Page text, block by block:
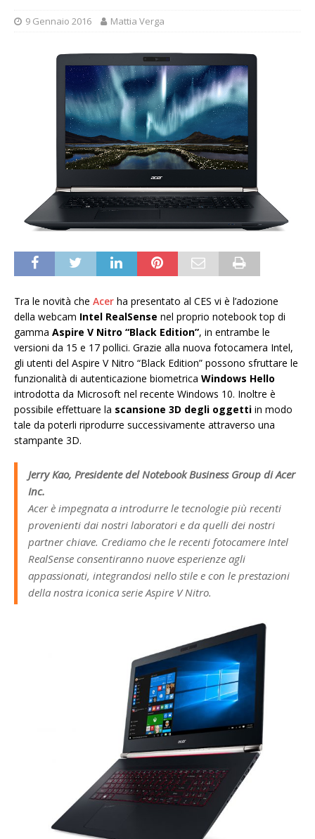
9 Gennaio 2016 Mattia Verga
Tra le novità che Acer ha presentato al CES vi è l’adozione
della webcam Intel RealSense nel proprio notebook top di
gamma Aspire V Nitro “Black Edition”, in entrambe le
versioni da 15 e 17 pollici. Grazie alla nuova fotocamera Intel,
gli utenti del Aspire V Nitro “Black Edition” possono sfruttare le
funzionalità di autenticazione biometrica Windows Hello
introdotta da Microsoft nel recente Windows 10. Inoltre è
possibile effettuare la scansione 3D degli oggetti in modo
tale da poterli riprodurre successivamente attraverso una
stampante 3D.
Jerry Kao, Presidente del Notebook Business Group di Acer
Inc.
Acer è impegnata a introdurre le tecnologie più recenti
provenienti dai nostri laboratori e da quelli dei nostri
partner chiave. Crediamo che le recenti fotocamere Intel
RealSense consentiranno nuove esperienze agli
appassionati, integrandosi nello stile e con le prestazioni
della nostra iconica serie Aspire V Nitro.